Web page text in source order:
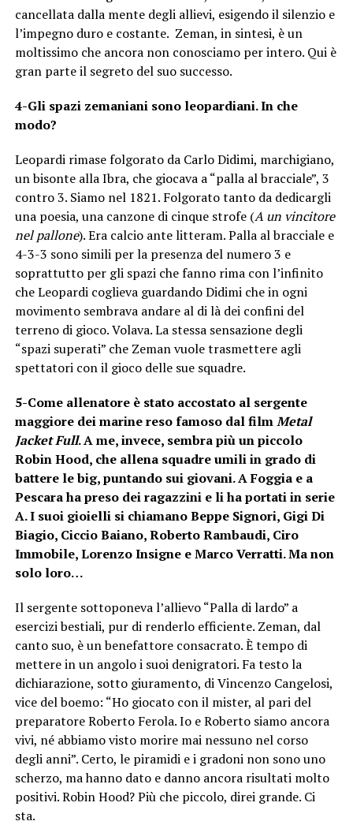
cancellata dalla mente degli allievi, esigendo il silenzio e
l’impegno duro e costante. Zeman, in sintesi, è un
moltissimo che ancora non conosciamo per intero. Qui è
gran parte il segreto del suo successo.
4-Gli spazi zemaniani sono leopardiani. In che
modo?
Leopardi rimase folgorato da Carlo Didimi, marchigiano,
un bisonte alla Ibra, che giocava a “palla al bracciale”, 3
contro 3. Siamo nel 1821. Folgorato tanto da dedicargli
una poesia, una canzone di cinque strofe (A un vincitore
nel pallone). Era calcio ante litteram. Palla al bracciale e
4-3-3 sono simili per la presenza del numero 3 e
soprattutto per gli spazi che fanno rima con l’infinito
che Leopardi coglieva guardando Didimi che in ogni
movimento sembrava andare al di là dei confini del
terreno di gioco. Volava. La stessa sensazione degli
“spazi superati” che Zeman vuole trasmettere agli
spettatori con il gioco delle sue squadre.
5-Come allenatore è stato accostato al sergente
maggiore dei marine reso famoso dal filmMetal
Jacket Full. A me, invece, sembra più un piccolo
Robin Hood, che allena squadre umili in grado di
battere le big, puntando sui giovani. A Foggia e a
Pescara ha preso dei ragazzini e li ha portati in serie
A. I suoi gioielli si chiamano Beppe Signori, Gigi Di
Biagio, Ciccio Baiano, Roberto Rambaudi, Ciro
Immobile, Lorenzo Insigne e Marco Verratti. Ma non
solo loro…
Il sergente sottoponeva l’allievo “Palla di lardo” a
esercizi bestiali, pur di renderlo efficiente. Zeman, dal
canto suo, è un benefattore consacrato. È tempo di
mettere in un angolo i suoi denigratori. Fa testo la
dichiarazione, sotto giuramento, di Vincenzo Cangelosi,
vice del boemo: “Ho giocato con il mister, al pari del
preparatore Roberto Ferola. Io e Roberto siamo ancora
vivi, né abbiamo visto morire mai nessuno nel corso
degli anni”. Certo, le piramidi e i gradoni non sono uno
scherzo, ma hanno dato e danno ancora risultati molto
positivi. Robin Hood? Più che piccolo, direi grande. Ci
sta.